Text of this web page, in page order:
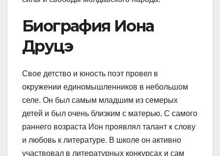
Биография Иона
Друцэ
Свое детство и юность поэт провел в
окружении единомышленников в небольшом
селе. Он был самым младшим из семерых
детей и был очень близким с матерью. С самого
раннего возраста Ион проявлял талант к слову
и любовь к литературе. В школе он активно
участвовал в литературных конкурсах и сам